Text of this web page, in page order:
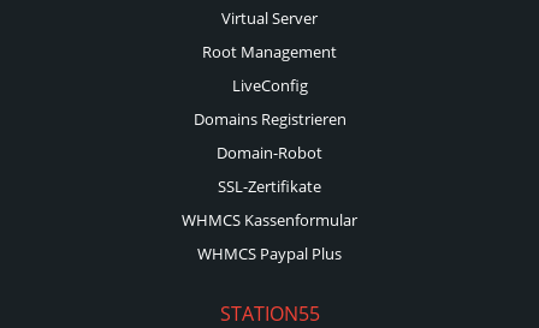
Virtual Server
Root Management
LiveConfig
Domains Registrieren
Domain-Robot
SSL-Zertifikate
WHMCS Kassenformular
WHMCS Paypal Plus
STATION55